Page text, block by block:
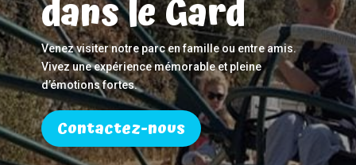
dans le Gard
Venez visiter notre parc en famille ou entre amis.
Vivez une expérience mémorable et pleine
d’émotions fortes.
Contactez-nous